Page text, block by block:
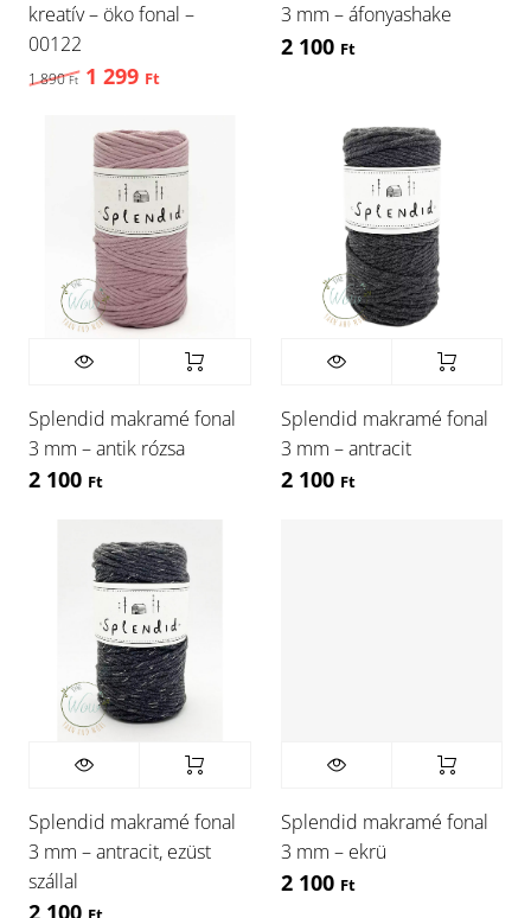
kreatív – öko fonal –
00122
1 890Ft Original price was: 1 890 Ft,.
1 299 Ft
3 mm – áfonyashake
2 100 Ft
Splendid makramé fonal
3 mm – antik rózsa
2 100 Ft
Splendid makramé fonal
3 mm – antracit
2 100 Ft
Splendid makramé fonal
3 mm – antracit, ezüst
szállal
Splendid makramé fonal
3 mm – ekrü
2 100 Ft